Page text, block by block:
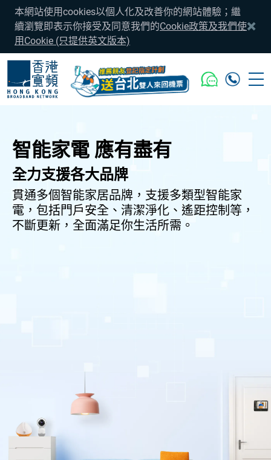
本網站使用cookies以個人化及改善你的網站體驗；繼
續瀏覽即表示你接受及同意我們的Cookie政策及我們使
用Cookie (只提供英文版本)
智能家電 應有盡有
全力支援各大品牌
貫通多個智能家居品牌，支援多類型智能家
電，包括門戶安全、清潔淨化、遙距控制等，
不斷更新，全面滿足你生活所需。